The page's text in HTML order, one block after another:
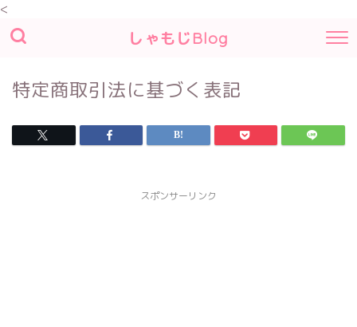
<
しゃもじBlog
特定商取引法に基づく表記
スポンサーリンク